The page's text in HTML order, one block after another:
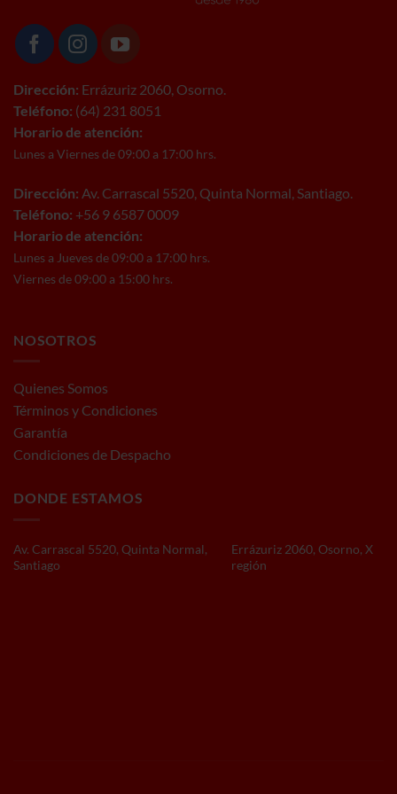
Dirección: Errázuriz 2060, Osorno.
Teléfono: (64) 231 8051
Horario de atención:
Lunes a Viernes de 09:00 a 17:00 hrs.
Dirección: Av. Carrascal 5520, Quinta Normal, Santiago.
Teléfono: +56 9 6587 0009
Horario de atención:
Lunes a Jueves de 09:00 a 17:00 hrs.
Viernes de 09:00 a 15:00 hrs.
NOSOTROS
Quienes Somos
Términos y Condiciones
Garantía
Condiciones de Despacho
DONDE ESTAMOS
Av. Carrascal 5520, Quinta Normal,
Santiago
Errázuriz 2060, Osorno, X
región